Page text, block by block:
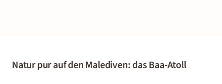
Natur pur auf den Malediven: das Baa-Atoll